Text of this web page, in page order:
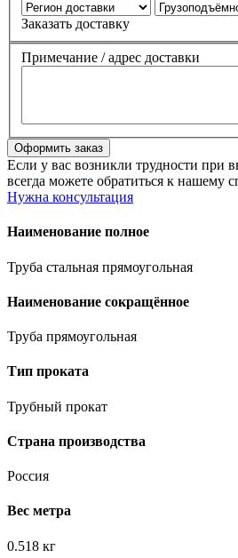
Заказать доставку
Примечание / адрес доставки
Если у вас возникли трудности при
всегда можете обратиться к нашему
Нужна консультация
Наименование полное
Труба стальная прямоугольная
Наименование сокращённое
Труба прямоугольная
Тип проката
Трубный прокат
Страна производства
Россия
Вес метра
0.518 кг